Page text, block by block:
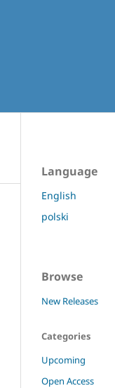
Language
English
polski
Browse
New Releases
Categories
Upcoming
Open Access